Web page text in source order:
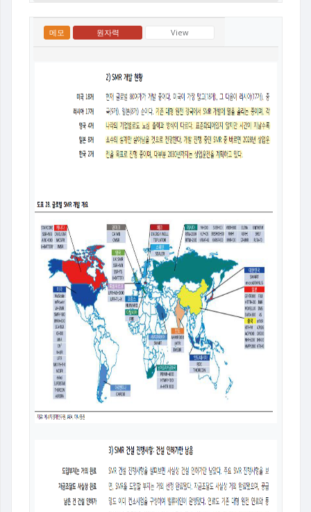
메모 원자력 View